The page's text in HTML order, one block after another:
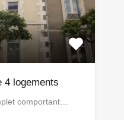
4 logements
comportant…